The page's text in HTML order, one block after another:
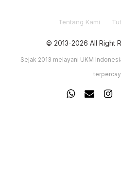
Tentang Kami
© 2013-2026 All Right
Sejak 2013 melayani UKM